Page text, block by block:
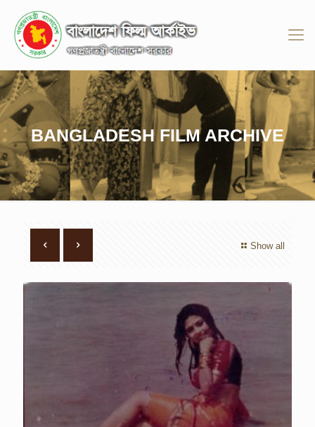
BANGLADESH FILM ARCHIVE
Show all